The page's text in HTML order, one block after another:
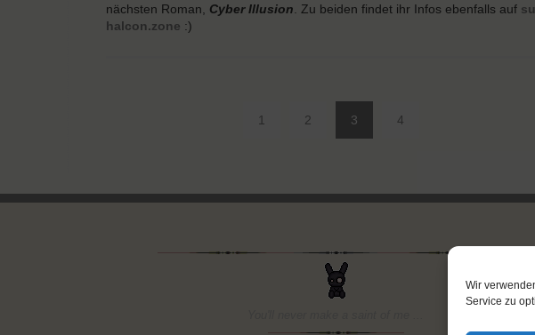
Wir
Service zu
nächsten Roman, Cyber Illusion . Zu beiden findet ihr Infos ebenfalls auf
halcon.zone :)
1 2 3 4